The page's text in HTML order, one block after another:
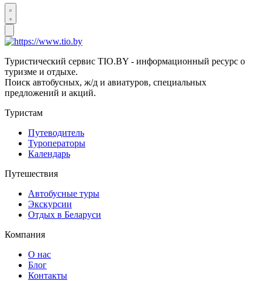
Туристический сервис TIO.BY - информационный ресурс о
туризме и отдыхе.
Поиск автобусных, ж/д и авиатуров, специальных
предложений и акций.
Туристам
Путеводитель
Туроператоры
Календарь
Путешествия
Автобусные туры
Экскурсии
Отдых в Беларуси
Компания
О нас
Блог
Контакты